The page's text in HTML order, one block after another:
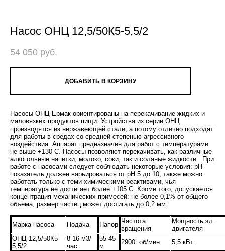
Насос ОНЦ 12,5/50К5-5,5/2
54 050 pуб.
ДОБАВИТЬ В КОРЗИНУ
Насосы ОНЦ Ермак ориентированы на перекачивание жидких и
маловязких продуктов пищи. Устройства из серии ОНЦ
производятся из нержавеющей стали, а потому отлично подходят
для работы в средах со средней степенью агрессивного
воздействия. Аппарат предназначен для работ с температурами
не выше +130 C. Насосы позволяют перекачивать, как различные
алкогольные напитки, молоко, соки, так и соляные жидкости. При
работе с насосами следует соблюдать некоторые условия: pH
показатель должен варьироваться от pH 5 до 10, также можно
работать только с теми химическими реактивами, чья
температура не достигает более +105 C. Кроме того, допускается
концентрация механических примесей: не более 0,1% от общего
объема, размер частиц может достигать до 0,2 мм.
Марка насоса Подача Напор Частота
вращения
Мощность эл.
двигателя
ОНЦ 12,5/50К5-
5,5/2
8-16 м3/
час
55-45
м
2900 об/мин 5,5 кВт